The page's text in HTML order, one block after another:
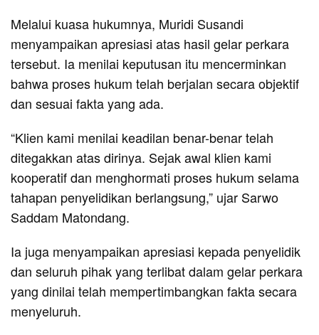
Melalui kuasa hukumnya, Muridi Susandi
menyampaikan apresiasi atas hasil gelar perkara
tersebut. Ia menilai keputusan itu mencerminkan
bahwa proses hukum telah berjalan secara objektif
dan sesuai fakta yang ada.
“Klien kami menilai keadilan benar-benar telah
ditegakkan atas dirinya. Sejak awal klien kami
kooperatif dan menghormati proses hukum selama
tahapan penyelidikan berlangsung,” ujar Sarwo
Saddam Matondang.
Ia juga menyampaikan apresiasi kepada penyelidik
dan seluruh pihak yang terlibat dalam gelar perkara
yang dinilai telah mempertimbangkan fakta secara
menyeluruh.